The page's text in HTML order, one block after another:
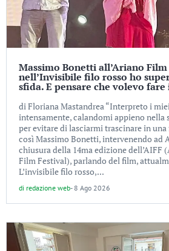
Massimo Bonetti all’Ariano
nell’Invisibile filo rosso ho
sfida. E pensare che volevo
di Floriana Mastandrea “Interpreto i
intensamente, calandomi appieno nella
per evitare di lasciarmi trascinare in una
così Massimo Bonetti, intervenendo ad
chiusura della 14ma edizione
Film Festival), parlando del film,
L’invisibile filo rosso,...
di redazione web- 8 Ago 2026